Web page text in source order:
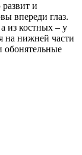
и
впереди глаз.
из костных – у
на нижней части